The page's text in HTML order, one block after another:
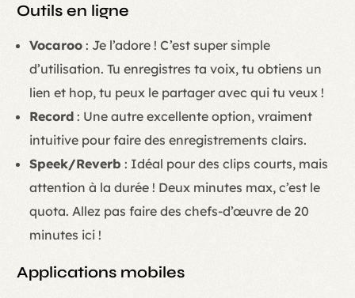
Outils en ligne
Vocaroo : Je l’adore ! C’est super simple
d’utilisation. Tu enregistres ta voix, tu obtiens un
lien et hop, tu peux le partager avec qui tu veux !
Record : Une autre excellente option, vraiment
intuitive pour faire des enregistrements clairs.
Speek/Reverb : Idéal pour des clips courts, mais
attention à la durée ! Deux minutes max, c’est le
quota. Allez pas faire des chefs-d’œuvre de 20
minutes ici !
Applications mobiles